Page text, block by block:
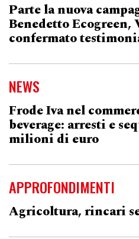
Parte la nuova
Benedetto
confermato
NEWS
Frode Iva nel
beverage: arresti e
milioni di euro
APPROFONDIMENTI
Agricoltura, rincari